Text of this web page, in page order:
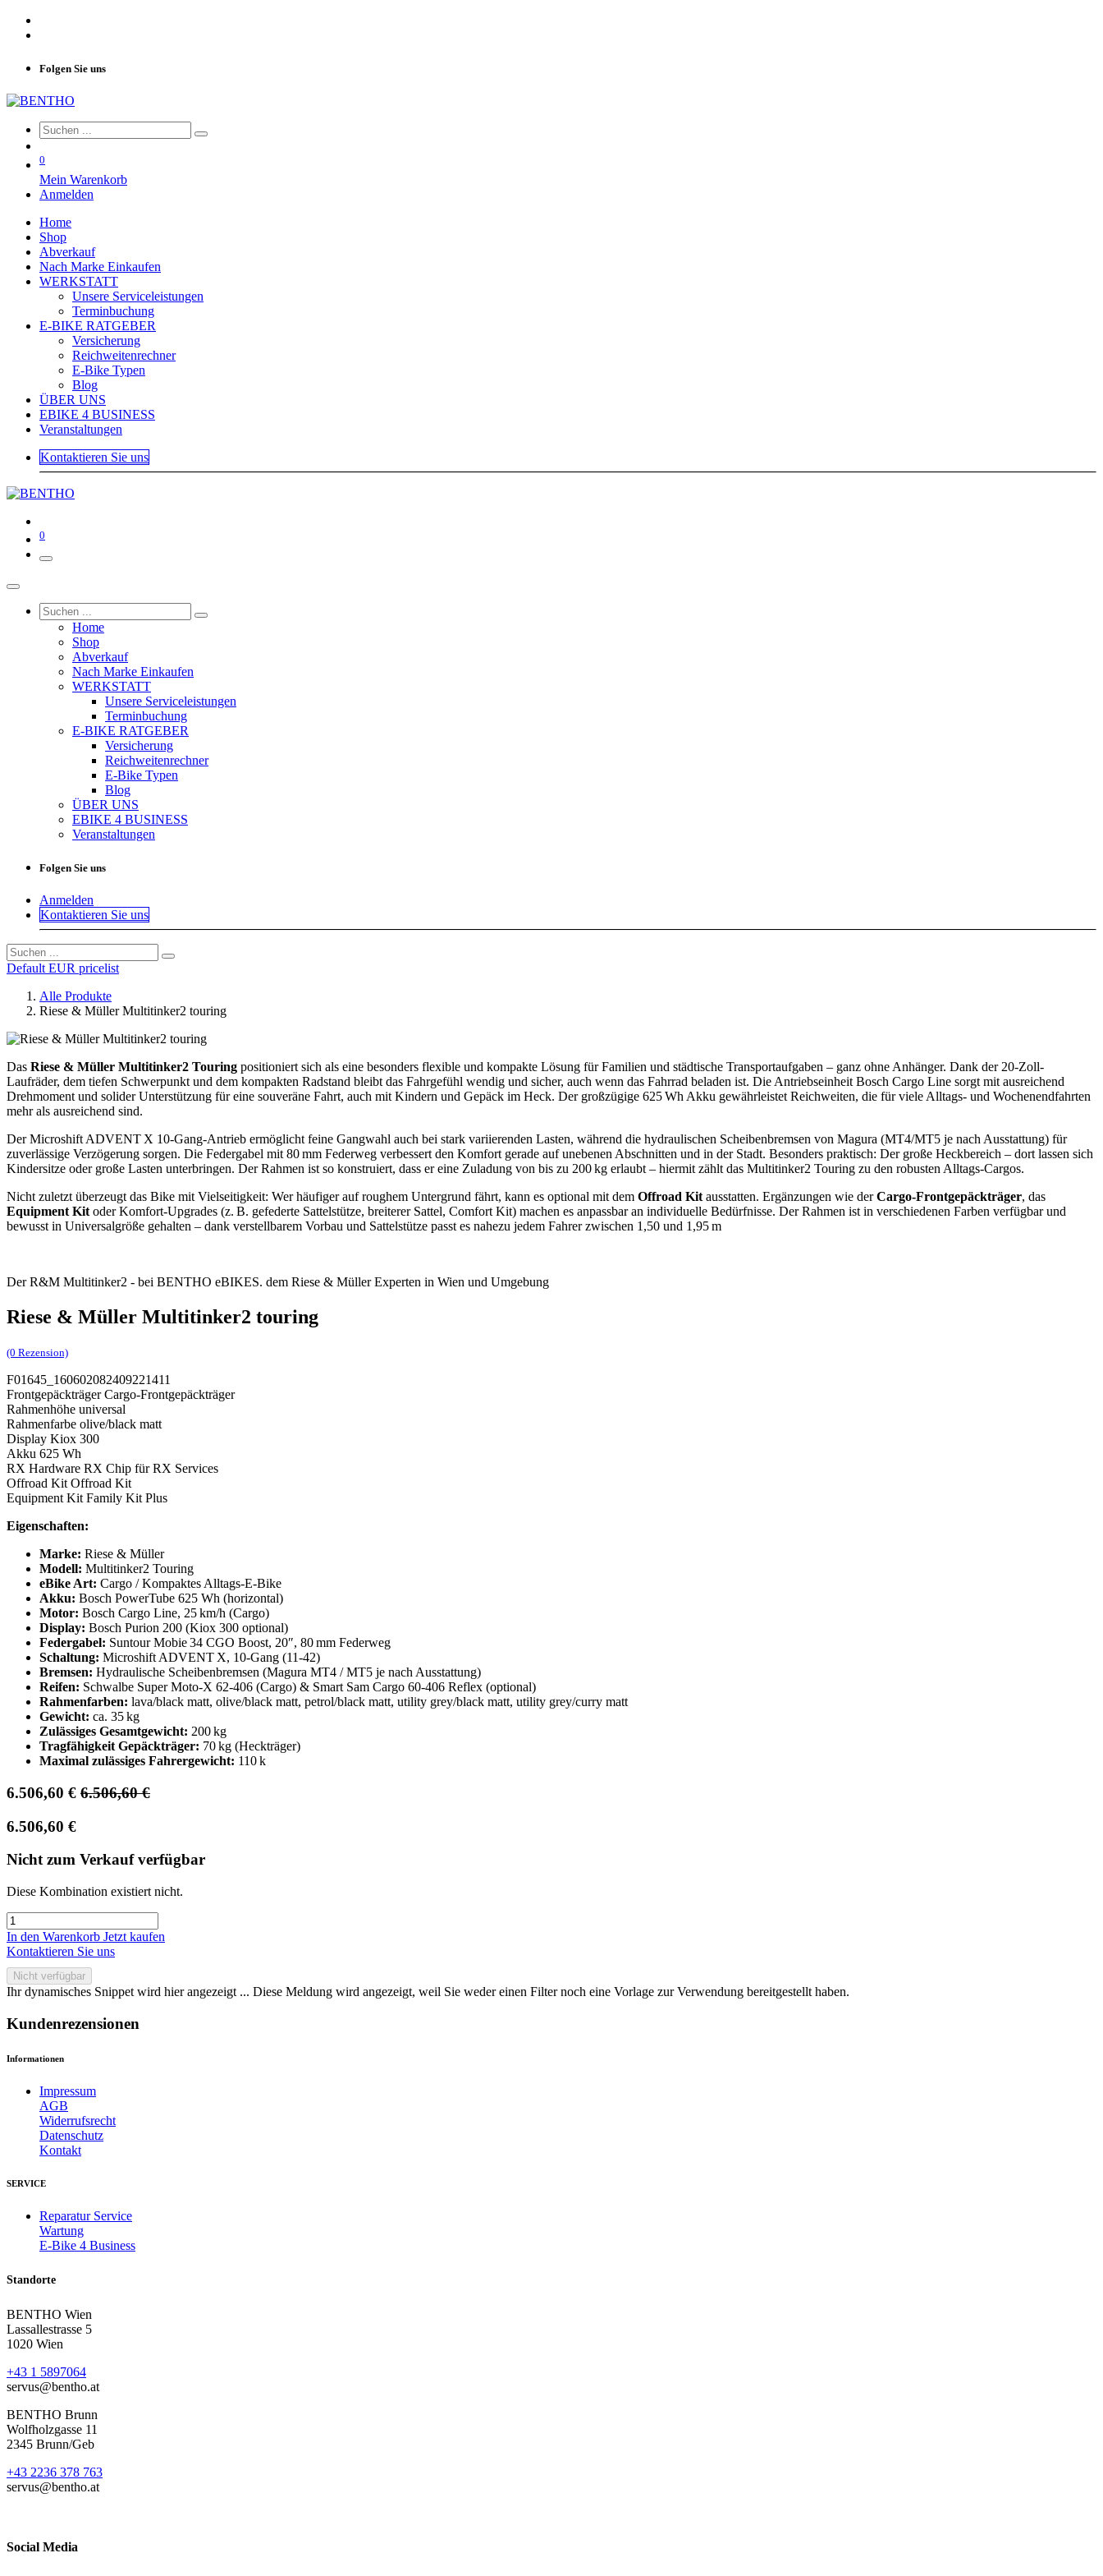
Folgen Sie uns
0
Mein Warenkorb
Anmelden
Home
Shop
Abverkauf
Nach Marke Einkaufen
WERKSTATT
Unsere Serviceleistungen
Terminbuchung
E-BIKE RATGEBER
Versicherung
Reichweitenrechner
E-Bike Typen
Blog
ÜBER UNS
EBIKE 4 BUSINESS
Veranstaltungen
Kontaktieren Sie uns
0
Home
Shop
Abverkauf
Nach Marke Einkaufen
WERKSTATT
Unsere Serviceleistungen
Terminbuchung
E-BIKE RATGEBER
Versicherung
Reichweitenrechner
E-Bike Typen
Blog
ÜBER UNS
EBIKE 4 BUSINESS
Veranstaltungen
Folgen Sie uns
Anmelden
Kontaktieren Sie uns
Default EUR pricelist
Alle Produkte
Riese & Müller Multitinker2 touring
Das Riese & Müller Multitinker2 Touring positioniert sich als eine besonders flexible und kompakte Lösung für Familien und städtische Transportaufgaben – ganz ohne Anhänger. Dank der 20‑Zoll-
Laufräder, dem tiefen Schwerpunkt und dem kompakten Radstand bleibt das Fahrgefühl wendig und sicher, auch wenn das Fahrrad beladen ist. Die Antriebseinheit Bosch Cargo Line sorgt mit ausreichend
Drehmoment und solider Unterstützung für eine souveräne Fahrt, auch mit Kindern und Gepäck im Heck. Der großzügige 625 Wh Akku gewährleistet Reichweiten, die für viele Alltags‑ und Wochenendfahrten
mehr als ausreichend sind.
Der Microshift ADVENT X 10‑Gang-Antrieb ermöglicht feine Gangwahl auch bei stark variierenden Lasten, während die hydraulischen Scheibenbremsen von Magura (MT4/MT5 je nach Ausstattung) für
zuverlässige Verzögerung sorgen. Die Federgabel mit 80 mm Federweg verbessert den Komfort gerade auf unebenen Abschnitten und in der Stadt. Besonders praktisch: Der große Heckbereich – dort lassen sich
Kindersitze oder große Lasten unterbringen. Der Rahmen ist so konstruiert, dass er eine Zuladung von bis zu 200 kg erlaubt – hiermit zählt das Multitinker2 Touring zu den robusten Alltags-Cargos.
Nicht zuletzt überzeugt das Bike mit Vielseitigkeit: Wer häufiger auf roughem Untergrund fährt, kann es optional mit dem Offroad Kit ausstatten. Ergänzungen wie derCargo-Frontgepäckträger, das
Equipment Kit oder Komfort‑Upgrades (z. B. gefederte Sattelstütze, breiterer Sattel, Comfort Kit) machen es anpassbar an individuelle Bedürfnisse. Der Rahmen ist in verschiedenen Farben verfügbar und
bewusst in Universalgröße gehalten – dank verstellbarem Vorbau und Sattelstütze passt es nahezu jedem Fahrer zwischen 1,50 und 1,95 m
Der R&M Multitinker2 - bei BENTHO eBIKES. dem Riese & Müller Experten in Wien und Umgebung
Riese & Müller Multitinker2 touring
(0 Rezension)
F01645_160602082409221411
Frontgepäckträger Cargo-Frontgepäckträger
Rahmenhöhe universal
Rahmenfarbe olive/black matt
Display Kiox 300
Akku 625 Wh
RX Hardware RX Chip für RX Services
Offroad Kit Offroad Kit
Equipment Kit Family Kit Plus
Eigenschaften:
Marke: Riese & Müller
Modell: Multitinker2 Touring
eBike Art: Cargo / Kompaktes Alltags‑E‑Bike
Akku: Bosch PowerTube 625 Wh (horizontal)
Motor: Bosch Cargo Line, 25 km/h (Cargo)
Display: Bosch Purion 200 (Kiox 300 optional)
Federgabel: Suntour Mobie 34 CGO Boost, 20″, 80 mm Federweg
Schaltung: Microshift ADVENT X, 10‑Gang (11‑42)
Bremsen: Hydraulische Scheibenbremsen (Magura MT4 / MT5 je nach Ausstattung)
Reifen: Schwalbe Super Moto‑X 62‑406 (Cargo) & Smart Sam Cargo 60‑406 Reflex (optional)
Rahmenfarben: lava/black matt, olive/black matt, petrol/black matt, utility grey/black matt, utility grey/curry matt
Gewicht: ca. 35 kg
Zulässiges Gesamtgewicht: 200 kg
Tragfähigkeit Gepäckträger: 70 kg (Heckträger)
Maximal zulässiges Fahrergewicht: 110 k
6.506,60 € 6.506,60€
6.506,60 €
Nicht zum Verkauf verfügbar
Diese Kombination existiert nicht.
In den Warenkorb Jetzt kaufen
Kontaktieren Sie uns
Nicht verfügbar
Ihr dynamisches Snippet wird hier angezeigt ... Diese Meldung wird angezeigt, weil Sie weder einen Filter noch eine Vorlage zur Verwendung bereitgestellt haben.
Kundenrezensionen
Informationen
Impressum
AGB
Widerrufsrecht
Datenschutz
Kontakt
SERVICE
Reparatur Service
Wartung
E-Bike 4 Business
Standorte
BENTHO Wien
Lassallestrasse 5
1020 Wien
+43 1 5897064
servus@bentho.at
BENTHO Brunn
Wolfholzgasse 11
2345 Brunn/Geb
+43 2236 378 763
servus@bentho.at
Social Media